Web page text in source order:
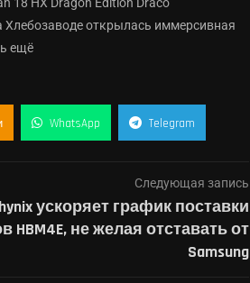
Хлебозаводе открылась иммерсивная
ещё
WhatsApp Telegram
Следующая запись
ускоряет график поставки
HBM4E, не желая отставать от
Samsung